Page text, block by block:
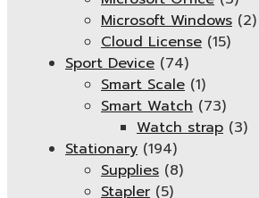
Microsoft Windows (2)
Cloud License (15)
Sport Device (74)
Smart Scale (1)
Smart Watch (73)
Watch strap (3)
Stationary (194)
Supplies (8)
Stapler (5)